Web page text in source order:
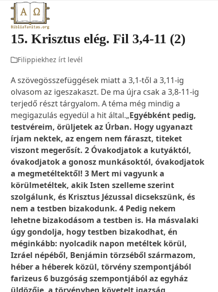
Skip
content
Open
mobile
menu
Close
mobile
menu
15. Krisztus elég. Fil 3,4-11 (2)
Filippiekhez írt levél
A szövegösszefüggések miatt a 3,1-től a 3,11-ig
olvasom az igeszakaszt. De ma újra csak a 3,8-11-ig
terjedő részt tárgyalom. A téma még mindig a
megigazulás egyedül a hit által.„Egyébként pedig,
testvéreim, örüljetek az Úrban. Hogy ugyanazt
írjam nektek, az engem nem fáraszt, titeket
viszont megerősít. 2 Óvakodjatok a kutyáktól,
óvakodjatok a gonosz munkásoktól, óvakodjatok
a megmetéltektől! 3 Mert mi vagyunk a
körülmetéltek, akik Isten szelleme szerint
szolgálunk, és Krisztus Jézussal dicsekszünk, és
nem a testben bizakodunk. 4 Pedig nekem
lehetne bizakodásom a testben is. Ha másvalaki
úgy gondolja, hogy testben bizakodhat, én
méginkább: nyolcadik napon metéltek körül,
Izráel népéből, Benjámin törzséből származom,
héber a héberek közül, törvény szempontjából
farizeus 6 buzgóság szempontjából az egyház